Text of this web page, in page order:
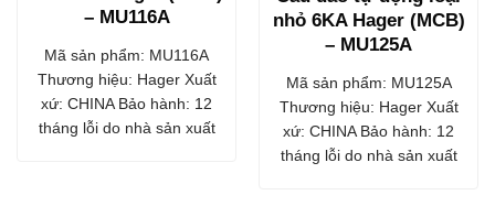
– MU116A
Mã sản phẩm: MU116A
Thương hiệu: Hager Xuất
xứ: CHINA Bảo hành: 12
tháng lỗi do nhà sản xuất
nhỏ 6KA Hager (MCB)
– MU125A
Mã sản phẩm: MU125A
Thương hiệu: Hager Xuất
xứ: CHINA Bảo hành: 12
tháng lỗi do nhà sản xuất